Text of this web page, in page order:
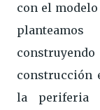
con el
construcción
la periferia